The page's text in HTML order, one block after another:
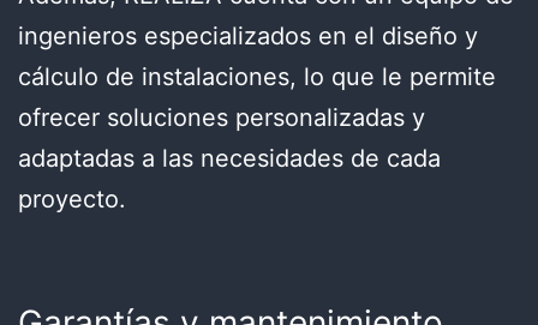
ingenieros especializados en el diseño y
cálculo de instalaciones, lo que le permite
ofrecer soluciones personalizadas y
adaptadas a las necesidades de cada
proyecto.